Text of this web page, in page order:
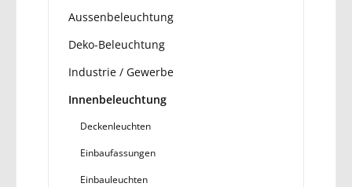
Aussenbeleuchtung
Deko-Beleuchtung
Industrie / Gewerbe
Innenbeleuchtung
Deckenleuchten
Einbaufassungen
Einbauleuchten